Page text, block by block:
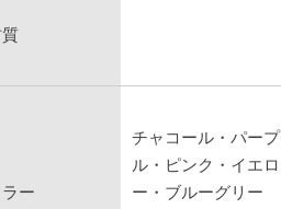
ー
チャコール・パープ
ル・ピンク・イエロ
ー・ブルーグリー